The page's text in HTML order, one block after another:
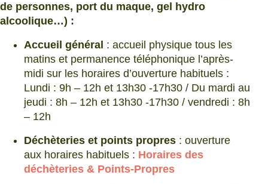
de personnes, port du maque, gel hydro
alcoolique…) :
Accueil général : accueil physique tous les
matins et permanence téléphonique l’après-
midi sur les horaires d’ouverture habituels :
Lundi : 9h – 12h et 13h30 -17h30 / Du mardi au
jeudi : 8h – 12h et 13h30 -17h30 / vendredi : 8h
– 12h
Déchèteries et points propres : ouverture
aux horaires habituels : Horaires des
déchèteries & Points-Propres